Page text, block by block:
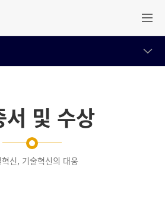
서 및 수상
신, 기술혁신의 대웅